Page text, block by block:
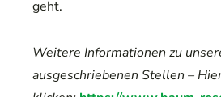
geht.
Weitere Informationen zu
ausgeschriebenen Stellen –